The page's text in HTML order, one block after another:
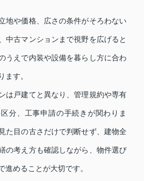
地や価格、広さの条件がそろわない
中古マンションまで視野を広げると
うえで内装や設備を暮らし方に合わ
ます。
は戸建てと異なり、管理規約や専有
分、工事申請の手続きが関わりま
た目の古さだけで判断せず、建物全
の考え方も確認しながら、物件選び
進めることが大切です。